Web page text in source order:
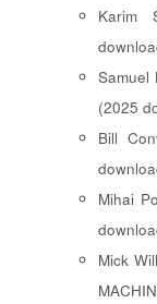
Karim
Samuel
(2025
Bill
Mihai
Mick